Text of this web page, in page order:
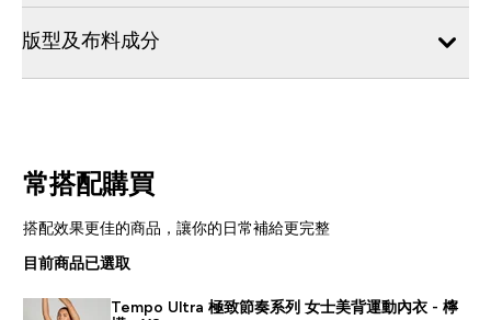
版型及布料成分
常搭配購買
搭配效果更佳的商品，讓你的日常補給更完整
目前商品已選取
Tempo Ultra 極致節奏系列 女士美背運動內衣 - 檸